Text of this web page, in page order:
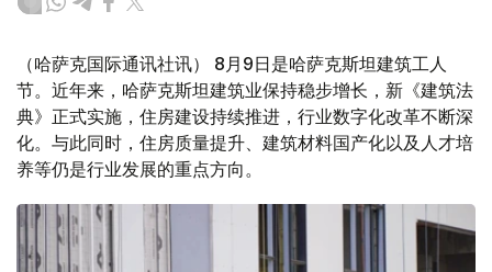
（哈萨克国际通讯社讯） 8月9日是哈萨克斯坦建筑工人
节。近年来，哈萨克斯坦建筑业保持稳步增长，新《建筑法
典》正式实施，住房建设持续推进，行业数字化改革不断深
化。与此同时，住房质量提升、建筑材料国产化以及人才培
养等仍是行业发展的重点方向。